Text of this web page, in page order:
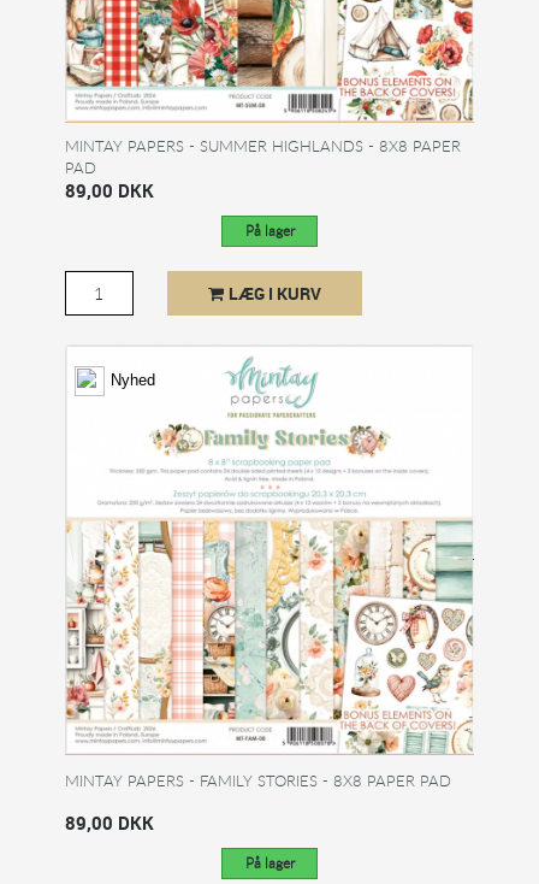
MINTAY PAPERS - SUMMER HIGHLANDS - 8X8 PAPER
PAD
89,00 DKK
På lager
LÆG I KURV
Nyhed
MINTAY PAPERS - FAMILY STORIES - 8X8 PAPER PAD
89,00 DKK
På lager